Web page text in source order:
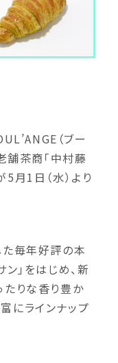
（ブー
舗茶商「中村藤
月1日（水）より
た毎年好評の本
」をはじめ、新
たりな香り豊か
にラインナップ